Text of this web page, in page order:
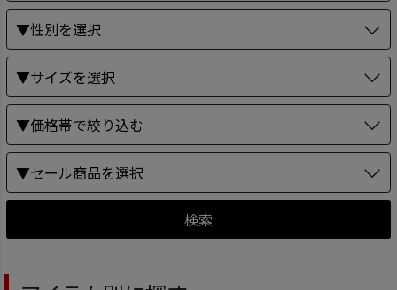
▼性別を選択
▼サイズを選択
▼価格帯で絞り込む
▼セール商品を選択
検索